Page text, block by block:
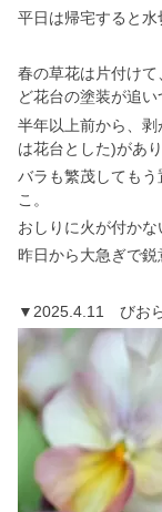
平日は帰宅すると水
春の草花は片付け
ど花台の塗装が追い
半年以上前から、
は花台とした)があり
バラも繁茂しても
こ。
おしりに火が付かな
昨日から大急ぎで鋭
▼2025.4.11 びお